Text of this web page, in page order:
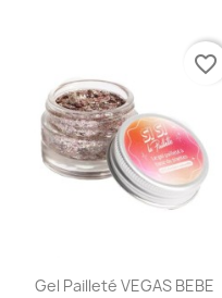
Gel Pailleté VEGAS BEBE
favorite_border